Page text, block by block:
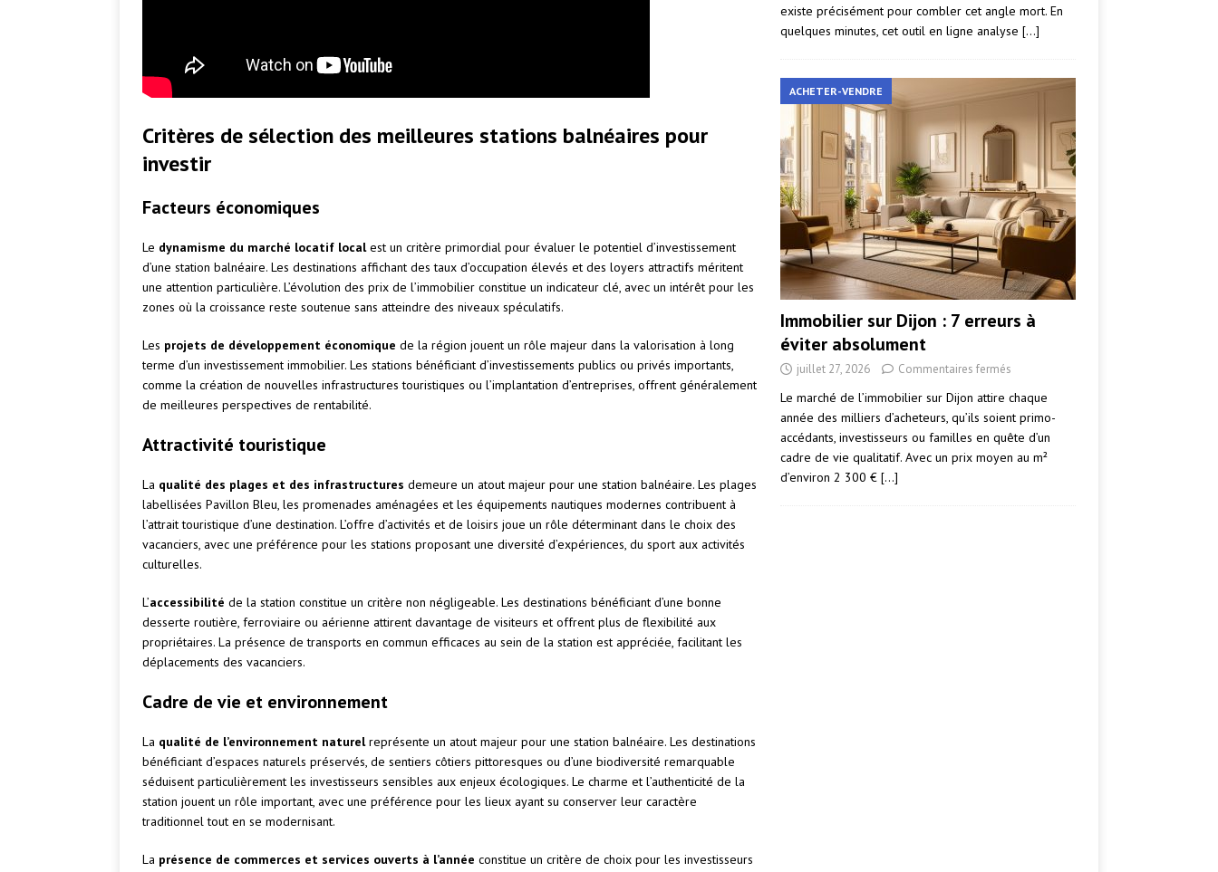
Critères de sélection des meilleures stations balnéaires pour
investir
Facteurs économiques
Le dynamisme du marché locatif localest un critère primordial pour évaluer le potentiel d’investissement
d’une station balnéaire. Les destinations affichant des taux d’occupation élevés et des loyers attractifs méritent
une attention particulière. L’évolution des prix de l’immobilier constitue un indicateur clé, avec un intérêt pour les
zones où la croissance reste soutenue sans atteindre des niveaux spéculatifs.
Les projets de développement économique de la région jouent un rôle majeur dans la valorisation à long
terme d’un investissement immobilier. Les stations bénéficiant d’investissements publics ou privés importants,
comme la création de nouvelles infrastructures touristiques ou l’implantation d’entreprises, offrent généralement
de meilleures perspectives de rentabilité.
Attractivité touristique
La qualité des plages et des infrastructures demeure un atout majeur pour une station balnéaire. Les plages
labellisées Pavillon Bleu, les promenades aménagées et les équipements nautiques modernes contribuent à
l’attrait touristique d’une destination. L’offre d’activités et de loisirs joue un rôle déterminant dans le choix des
vacanciers, avec une préférence pour les stations proposant une diversité d’expériences, du sport aux activités
culturelles.
L’accessibilité de la station constitue un critère non négligeable. Les destinations bénéficiant d’une bonne
desserte routière, ferroviaire ou aérienne attirent davantage de visiteurs et offrent plus de flexibilité aux
propriétaires. La présence de transports en commun efficaces au sein de la station est appréciée, facilitant les
déplacements des vacanciers.
Cadre de vie et environnement
La qualité de l’environnement naturelreprésente un atout majeur pour une station balnéaire. Les destinations
bénéficiant d’espaces naturels préservés, de sentiers côtiers pittoresques ou d’une biodiversité remarquable
séduisent particulièrement les investisseurs sensibles aux enjeux écologiques. Le charme et l’authenticité de la
station jouent un rôle important, avec une préférence pour les lieux ayant su conserver leur caractère
traditionnel tout en se modernisant.
La présence de commerces et services ouverts à l’année constitue un critère de choix pour les investisseurs
existe précisément pour combler cet angle mort. En
quelques minutes, cet outil en ligne analyse […]
ACHETER-VENDRE
Immobilier sur Dijon : 7 erreurs à
éviter absolument
juillet 27, 2026 Commentaires fermés
Le marché de l’immobilier sur Dijon attire chaque
année des milliers d’acheteurs, qu’ils soient primo-
accédants, investisseurs ou familles en quête d’un
cadre de vie qualitatif. Avec un prix moyen au m²
d’environ 2 300 € […]